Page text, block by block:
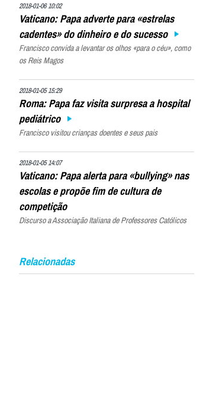
2018-01-06 10:02
Vaticano: Papa adverte para «estrelas
cadentes» do dinheiro e do sucesso
Francisco convida a levantar os olhos «para o céu», como
os Reis Magos
2018-01-05 15:29
Roma: Papa faz visita surpresa a hospital
pediátrico
Francisco visitou crianças doentes e seus pais
2018-01-05 14:07
Vaticano: Papa alerta para «bullying» nas
escolas e propõe fim de cultura de
competição
Discurso a Associação Italiana de Professores Católicos
Relacionadas